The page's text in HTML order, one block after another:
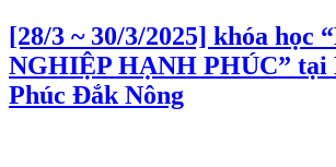
[28/3 ~ 30/3/2025] khóa học
NGHIỆP HẠNH PHÚC” tại
Phúc Đắk Nông